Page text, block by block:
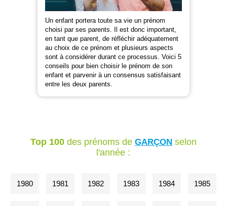
Un enfant portera toute sa vie un prénom
choisi par ses parents. Il est donc important,
en tant que parent, de réfléchir adéquatement
au choix de ce prénom et plusieurs aspects
sont à considérer durant ce processus. Voici 5
conseils pour bien choisir le prénom de son
enfant et parvenir à un consensus satisfaisant
entre les deux parents.
Top 100des prénoms de GARÇONselon
l'année :
1980 1981 1982 1983 1984 1985